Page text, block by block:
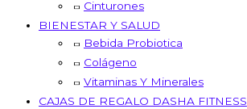
Cinturones
BIENESTAR Y SALUD
Bebida Probiotica
Colágeno
Vitaminas Y Minerales
CAJAS DE REGALO DASHA FITNESS